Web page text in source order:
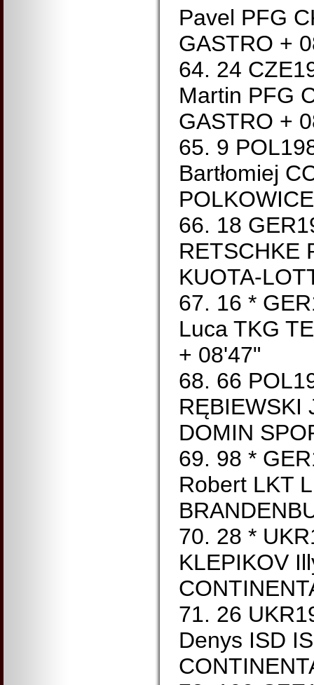
Pavel PFG
GASTRO +
64. 24
Martin PFG
GASTRO +
65. 9
Bartłomiej
66. 18
RETSCHKE
KUOTA-
67. 16 *
Luca TKG
+ 08'47"
68. 66
RĘBIEWSKI
DOMIN
69. 98 *
Robert LKT
70. 28 *
KLEPIKOV
71. 26
Denys ISD